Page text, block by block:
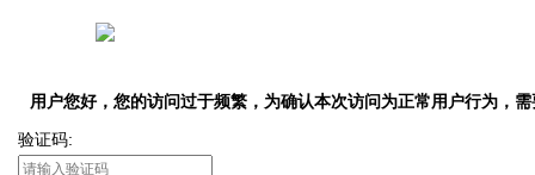
用户您好，您的访问过于频繁，为确认本次访问为正常用户行为，
验证码: